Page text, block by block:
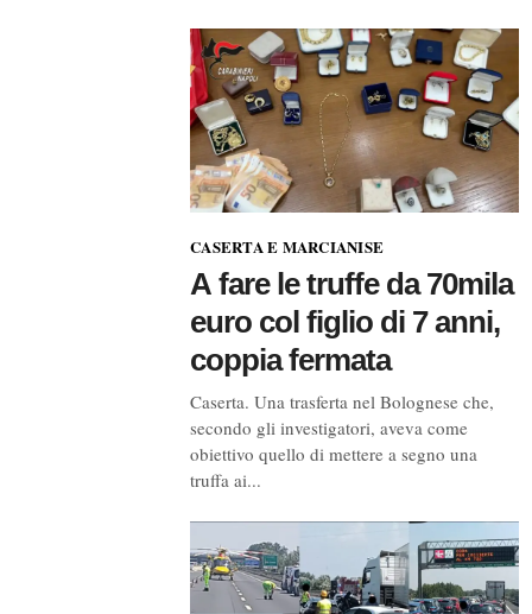
CASERTA E MARCIANISE
A fare le truffe da 70mila
euro col figlio di 7 anni,
coppia fermata
Caserta. Una trasferta nel Bolognese che,
secondo gli investigatori, aveva come
obiettivo quello di mettere a segno una
truffa ai...